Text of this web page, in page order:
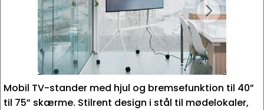
Mobil TV-stander med hjul og bremsefunktion til 40”
til 75” skærme. Stilrent design i stål til mødelokaler,